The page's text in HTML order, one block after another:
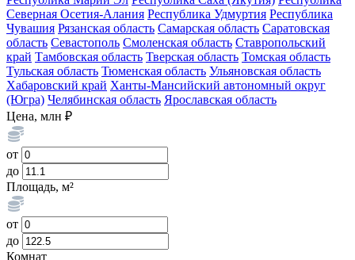
Северная Осетия-Алания Республика Удмуртия Республика
Чувашия Рязанская область Самарская область Саратовская
область Севастополь Смоленская область Ставропольский
край Тамбовская область Тверская область Томская область
Тульская область Тюменская область Ульяновская область
Хабаровский край Ханты-Мансийский автономный округ
(Югра) Челябинская область Ярославская область
Цена, млн ₽
от
до
Площадь, м²
от
до
Комнат